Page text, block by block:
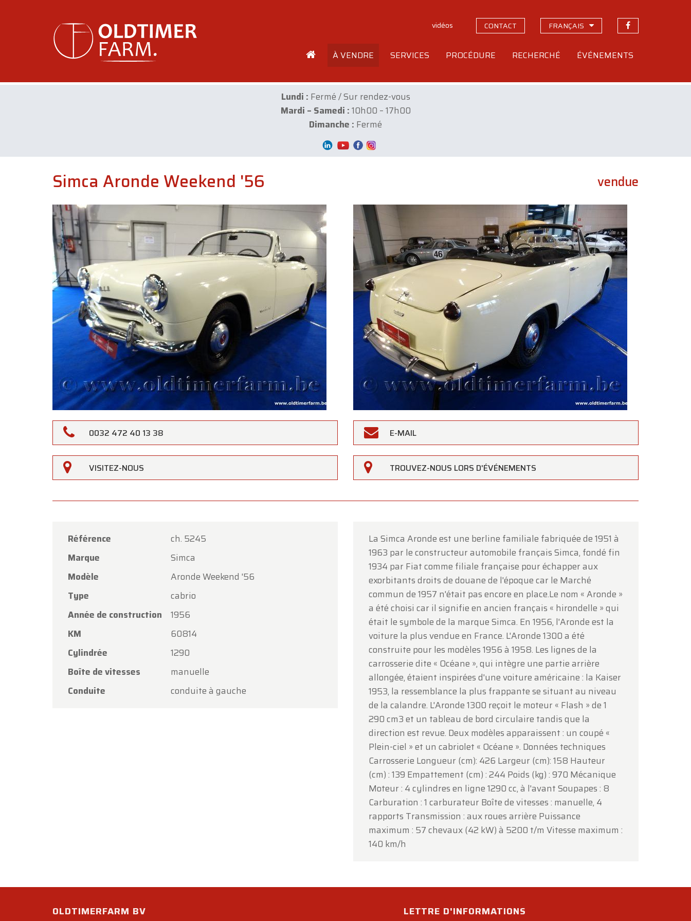
vidéos CONTACT FRANÇAIS
À VENDRE SERVICES PROCÉDURE RECHERCHÉ ÉVÉNEMENTS
Lundi : Fermé / Sur rendez-vous
Mardi – Samedi :10h00 – 17h00
Dimanche : Fermé
Simca Aronde Weekend '56 vendue
0032 472 40 13 38 E-MAIL
VISITEZ-NOUS TROUVEZ-NOUS LORS D'ÉVÉNEMENTS
Référence
ch. 5245
Marque
Simca
Modèle
Aronde Weekend '56
Type
cabrio
Année de construction
1956
KM
60814
Cylindrée
1290
Boîte de vitesses
manuelle
Conduite
conduite à gauche
La Simca Aronde est une berline familiale fabriquée de 1951 à
1963 par le constructeur automobile français Simca, fondé fin
1934 par Fiat comme filiale française pour échapper aux
exorbitants droits de douane de l'époque car le Marché
commun de 1957 n'était pas encore en place.Le nom « Aronde »
a été choisi car il signifie en ancien français « hirondelle » qui
était le symbole de la marque Simca. En 1956, l'Aronde est la
voiture la plus vendue en France. L'Aronde 1300 a été
construite pour les modèles 1956 à 1958. Les lignes de la
carrosserie dite « Océane », qui intègre une partie arrière
allongée, étaient inspirées d'une voiture américaine : la Kaiser
1953, la ressemblance la plus frappante se situant au niveau
de la calandre. L'Aronde 1300 reçoit le moteur « Flash » de 1
290 cm3 et un tableau de bord circulaire tandis que la
direction est revue. Deux modèles apparaissent : un coupé «
Plein-ciel » et un cabriolet « Océane ». Données techniques
Carrosserie Longueur (cm): 426 Largeur (cm): 158 Hauteur
(cm) : 139 Empattement (cm) : 244 Poids (kg) : 970 Mécanique
Moteur : 4 cylindres en ligne 1290 cc, à l'avant Soupapes : 8
Carburation : 1 carburateur Boîte de vitesses : manuelle, 4
rapports Transmission : aux roues arrière Puissance
maximum : 57 chevaux (42 kW) à 5200 t/m Vitesse maximum :
140 km/h
OLDTIMERFARM BV LETTRE D'INFORMATIONS
Chers clients,
fermé le samedi 15 aoûtà l'occasion de
l'Assomption.
ouvert normalement du lundi 10 août au
, selon les horaires habituels.
ouverts uniquement sur rendez-vous .
Merci de votre compréhension et au plaisir de vous accueillir
prochainement !
L'équipe Oldtimerfarm